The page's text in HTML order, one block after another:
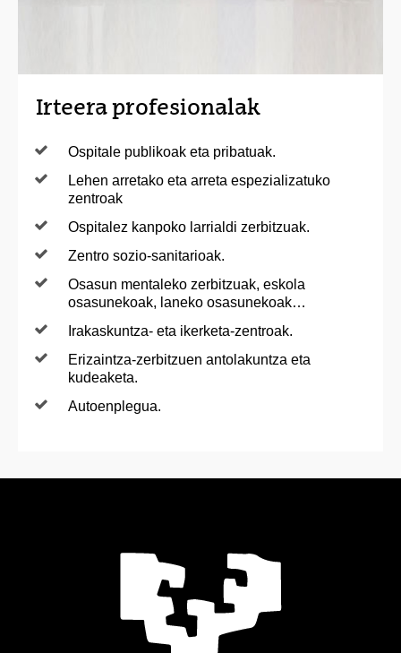
Irteera profesionalak
Ospitale publikoak eta pribatuak.
Lehen arretako eta arreta espezializatuko
zentroak
Ospitalez kanpoko larrialdi zerbitzuak.
Zentro sozio-sanitarioak.
Osasun mentaleko zerbitzuak, eskola
osasunekoak, laneko osasunekoak…
Irakaskuntza- eta ikerketa-zentroak.
Erizaintza-zerbitzuen antolakuntza eta
kudeaketa.
Autoenplegua.